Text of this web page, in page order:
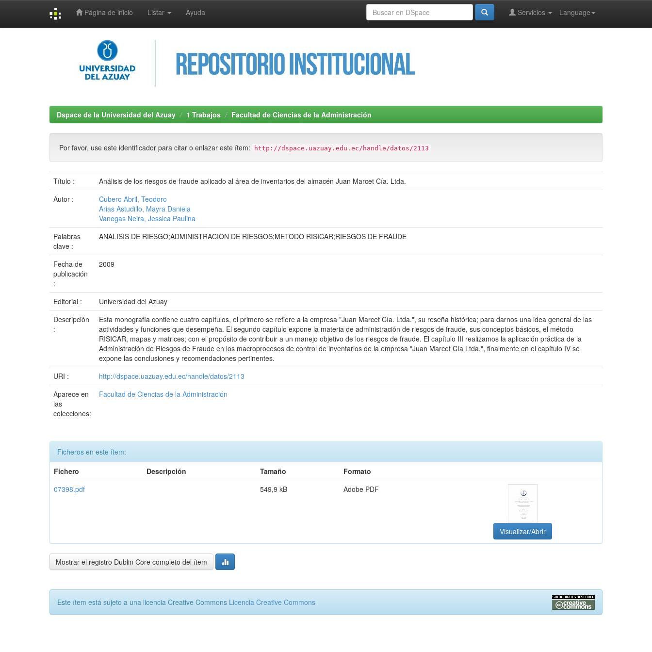
Página de inicio Listar Ayuda Language
Servicios
Dspace de la Universidad del Azuay 1 Trabajos Facultad de Ciencias de la Administración
Por favor, use este identificador para citar o enlazar este ítem: http://dspace.uazuay.edu.ec/handle/datos/2113
Título :
Análisis de los riesgos de fraude aplicado al área de inventarios del almacén Juan Marcet Cía. Ltda.
Autor :
Cubero Abril, Teodoro
Arias Astudillo, Mayra Daniela
Vanegas Neira, Jessica Paulina
Palabras
clave :
ANALISIS DE RIESGO;ADMINISTRACION DE RIESGOS;METODO RISICAR;RIESGOS DE FRAUDE
Fecha de
publicación
:
2009
Editorial :
Universidad del Azuay
Descripción
:
Esta monografía contiene cuatro capítulos, el primero se refiere a la empresa "Juan Marcet Cía. Ltda.", su reseña histórica; para darnos una idea general de las
actividades y funciones que desempeña. El segundo capítulo expone la materia de administración de riesgos de fraude, sus conceptos básicos, el método
RISICAR, mapas y matrices; con el propósito de contribuir a un manejo objetivo de los riesgos de fraude. El capítulo III realizamos la aplicación práctica de la
Administración de Riesgos de Fraude en los macroprocesos de control de inventarios de la empresa "Juan Marcet Cía Ltda.", finalmente en el capítulo IV se
expone las conclusiones y recomendaciones pertinentes.
URI :
http://dspace.uazuay.edu.ec/handle/datos/2113
Aparece en
las
colecciones:
Facultad de Ciencias de la Administración
Ficheros en este ítem:
Fichero
Descripción Tamaño
Formato
07398.pdf
549,9 kB Adobe PDF
Visualizar/Abrir
Mostrar el registro Dublin Core completo del ítem
Este ítem está sujeto a una licencia Creative Commons Licencia Creative Commons